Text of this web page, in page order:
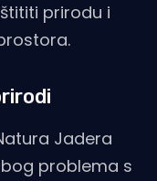
prirodu i
Jadera
problema s